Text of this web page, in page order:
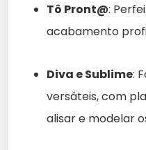
Tô Pront@:
acabamento
Diva e Sublime:
versáteis, com
alisar e modelar